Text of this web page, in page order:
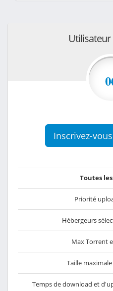
Inscrivez-
Toutes les
Priorité
Hébergeurs
Max Torrent
Taille
Temps de download et